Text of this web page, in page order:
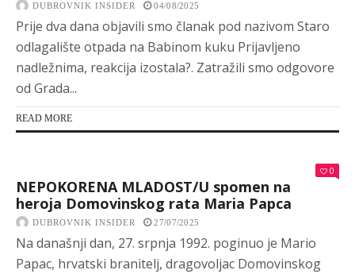
DUBROVNIK INSIDER 04/08/2025
Prije dva dana objavili smo članak pod nazivom Staro
odlagalište otpada na Babinom kuku Prijavljeno
nadležnima, reakcija izostala?. Zatražili smo odgovore
od Grada...
READ MORE
0
NEPOKORENA MLADOST/U spomen na
heroja Domovinskog rata Maria Papca
DUBROVNIK INSIDER 27/07/2025
Na današnji dan, 27. srpnja 1992. poginuo je Mario
Papac, hrvatski branitelj, dragovoljac Domovinskog